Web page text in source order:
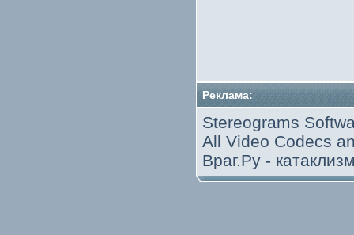
Реклама:
Stereograms
All Video Codecs
Враг.Ру -